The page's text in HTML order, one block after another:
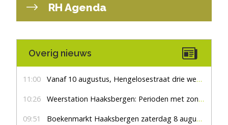
RH Agenda
Overig nieuws
11:00 Vanaf 10 augustus, Hengelosestraat drie weken dicht voor doorgaand verkeer
10:26 Weerstation Haaksbergen: Perioden met zon en droog
09:51 Boekenmarkt Haaksbergen zaterdag 8 augustus, marktplein Haaksbergen